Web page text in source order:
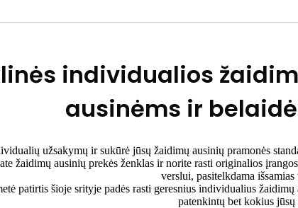
individualios
ausinėms ir
užsakymų ir sukūrė jūsų žaidimų ausinių pramonės
žaidimų ausinių prekės ženklas ir norite rasti originalios
verslui, pasitelkdama
patirtis šioje srityje padės rasti geresnius individualius
patenkintų bet kokius jūsų